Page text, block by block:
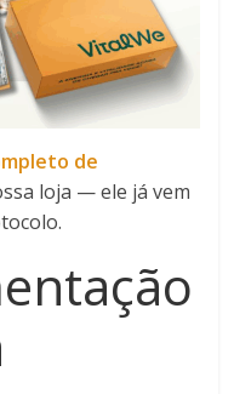
de
loja — ele já vem